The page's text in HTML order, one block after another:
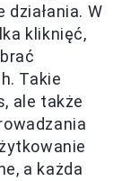
W
kliknięć,
Takie
ale także
a każda